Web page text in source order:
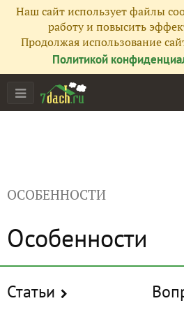
Наш сайт использует файлы
работу и повысить
Продолжая использование
Политикой
ОСОБЕННОСТИ
Особенности
Статьи